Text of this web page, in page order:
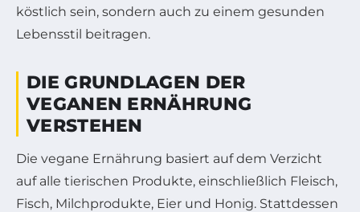
köstlich sein, sondern auch zu einem gesunden
Lebensstil beitragen.
DIE GRUNDLAGEN DER
VEGANEN ERNÄHRUNG
VERSTEHEN
Die vegane Ernährung basiert auf dem Verzicht
auf alle tierischen Produkte, einschließlich Fleisch,
Fisch, Milchprodukte, Eier und Honig. Stattdessen